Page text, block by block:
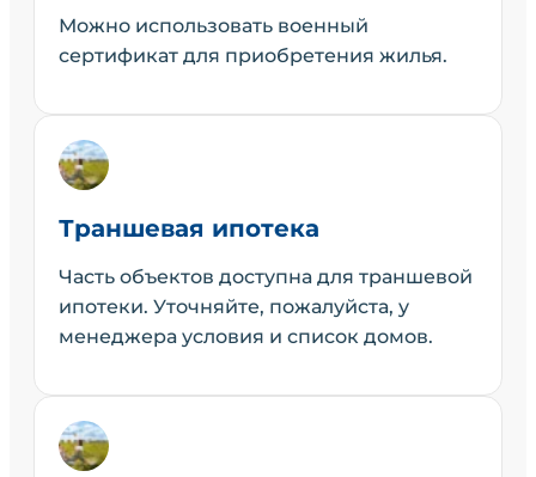
Можно использовать военный
сертификат для приобретения жилья.
Траншевая ипотека
Часть объектов доступна для траншевой
ипотеки. Уточняйте, пожалуйста, у
менеджера условия и список домов.